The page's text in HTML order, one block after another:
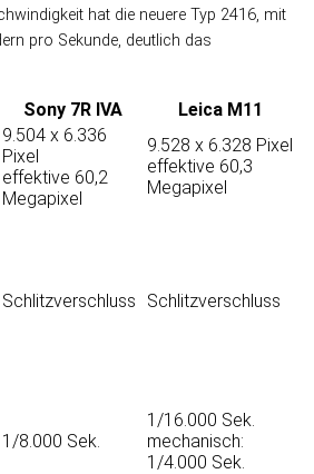
hat die neuere Typ 2416, mit
pro Sekunde, deut­lich das
Sony 7R IVA Leica M11
9.504 x 6.336
Pixel
effektive 60,2
Megapixel
9.528 x 6.328 Pixel
effektive 60,3
Megapixel
Schlitzverschluss
Schlitzverschluss
1/8.000 Sek.
1/16.000 Sek.
mechanisch:
1/4.000 Sek.